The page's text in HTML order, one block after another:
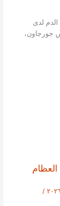
لدى
جورجاون،
/